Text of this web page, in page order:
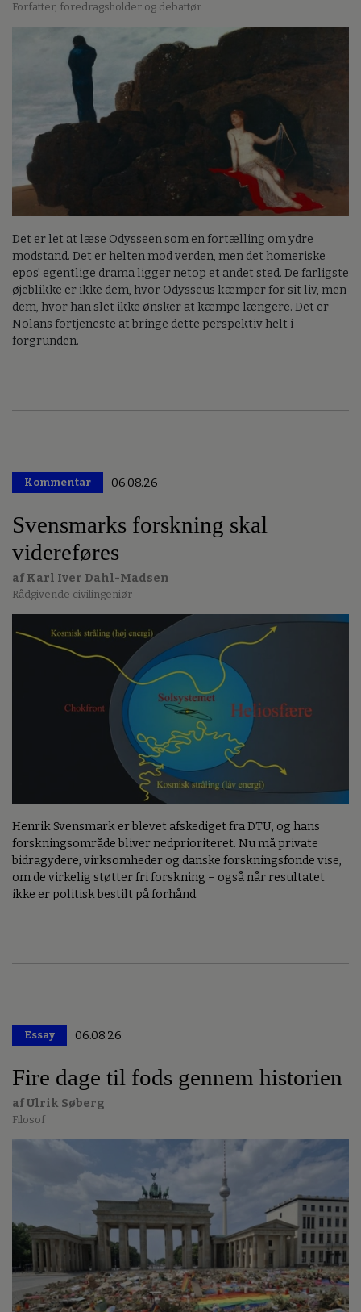
Forfatter, foredragsholder og debattør
Det er let at læse Odysseen som en fortælling om ydre
modstand. Det er helten mod verden, men det homeriske
epos' egentlige drama ligger netop et andet sted. De farligste
øjeblikke er ikke dem, hvor Odysseus kæmper for sit liv, men
dem, hvor han slet ikke ønsker at kæmpe længere. Det er
Nolans fortjeneste at bringe dette perspektiv helt i
forgrunden.
Kommentar 06.08.26
Svensmarks forskning skal
videreføres
af Karl Iver Dahl-Madsen
Rådgivende civilingeniør
Henrik Svensmark er blevet afskediget fra DTU, og hans
forskningsområde bliver nedprioriteret. Nu må private
bidragydere, virksomheder og danske forskningsfonde vise,
om de virkelig støtter fri forskning – også når resultatet
ikke er politisk bestilt på forhånd.
Essay 06.08.26
Fire dage til fods gennem historien
af Ulrik Søberg
Filosof